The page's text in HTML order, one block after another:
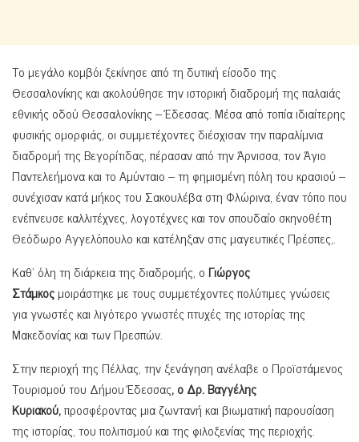
Το μεγάλο κομβόι ξεκίνησε από τη δυτική είσοδο της
Θεσσαλονίκης και ακολούθησε την ιστορική διαδρομή της παλαιάς
εθνικής οδού Θεσσαλονίκης – Έδεσσας. Μέσα από τοπία ιδιαίτερης
φυσικής ομορφιάς, οι συμμετέχοντες διέσχισαν την παραλίμνια
διαδρομή της Βεγορίτιδας, πέρασαν από την Άρνισσα, τον Άγιο
Παντελεήμονα και το Αμύνταιο – τη φημισμένη πόλη του κρασιού –
συνέχισαν κατά μήκος του Σακουλέβα στη Φλώρινα, έναν τόπο που
ενέπνευσε καλλιτέχνες, λογοτέχνες και τον σπουδαίο σκηνοθέτη
Θεόδωρο Αγγελόπουλο και κατέληξαν στις μαγευτικές Πρέσπες,.
Καθ’ όλη τη διάρκεια της διαδρομής, ο Γιώργος
Στάμκοςμοιράστηκε με τους συμμετέχοντες πολύτιμες γνώσεις
για γνωστές και λιγότερο γνωστές πτυχές της ιστορίας της
Μακεδονίας και των Πρεσπών.
Στην περιοχή της Πέλλας, την ξενάγηση ανέλαβε ο Προϊστάμενος
Τουρισμού του Δήμου Έδεσσας, ο Δρ. Βαγγέλης
Κυριακού,προσφέροντας μια ζωντανή και βιωματική παρουσίαση
της ιστορίας, του πολιτισμού και της φιλοξενίας της περιοχής.